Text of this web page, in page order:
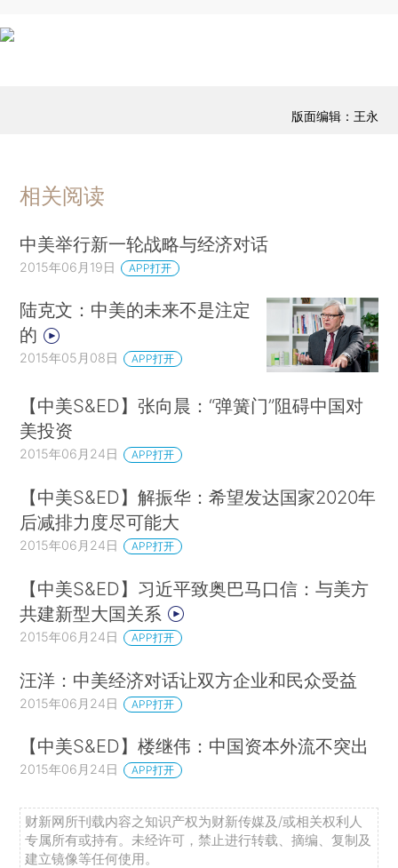
版面编辑：王永
相关阅读
中美举行新一轮战略与经济对话
2015年06月19日 APP打开
陆克文：中美的未来不是注定
的
2015年05月08日 APP打开
【中美S&ED】张向晨：“弹簧门”阻碍中国对
美投资
2015年06月24日 APP打开
【中美S&ED】解振华：希望发达国家2020年
后减排力度尽可能大
2015年06月24日 APP打开
【中美S&ED】习近平致奥巴马口信：与美方
共建新型大国关系
2015年06月24日 APP打开
汪洋：中美经济对话让双方企业和民众受益
2015年06月24日 APP打开
【中美S&ED】楼继伟：中国资本外流不突出
2015年06月24日 APP打开
财新网所刊载内容之知识产权为财新传媒及/或相关权利人
专属所有或持有。未经许可，禁止进行转载、摘编、复制及
建立镜像等任何使用。